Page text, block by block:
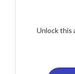
Unlock this